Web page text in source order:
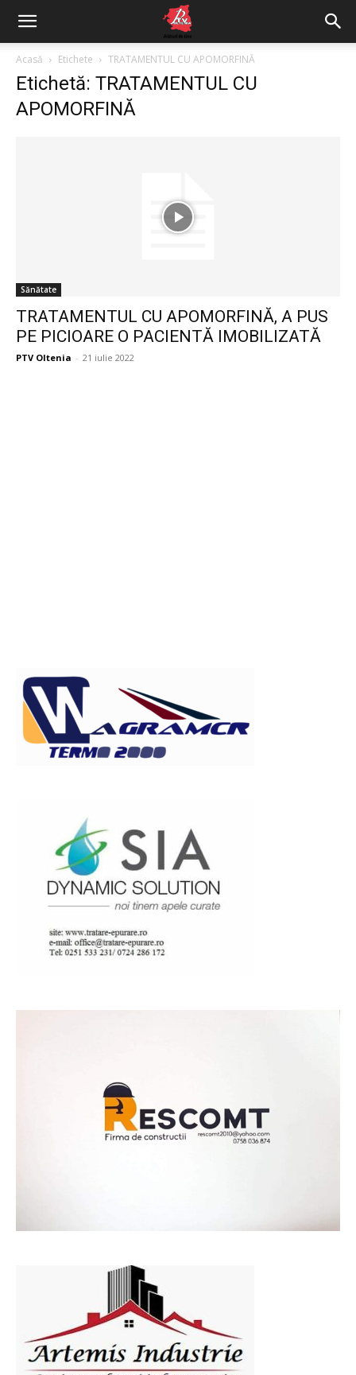
Acasă Etichete TRATAMENTUL CU APOMORFINĂ
Etichetă: TRATAMENTUL CU
APOMORFINĂ
Sănătate
TRATAMENTUL CU APOMORFINĂ, A PUS
PE PICIOARE O PACIENTĂ IMOBILIZATĂ
PTV Oltenia - 21 iulie 2022